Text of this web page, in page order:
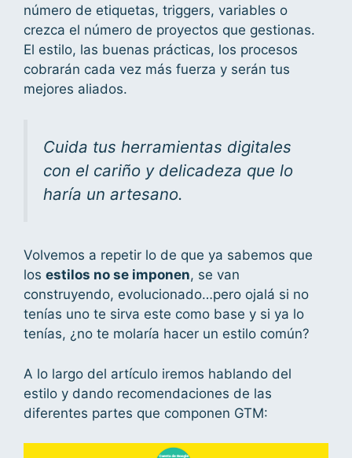
número de etiquetas, triggers, variables o
crezca el número de proyectos que gestionas.
El estilo, las buenas prácticas, los procesos
cobrarán cada vez más fuerza y serán tus
mejores aliados.
Cuida tus herramientas digitales
con el cariño y delicadeza que lo
haría un artesano.
Volvemos a repetir lo de que ya sabemos que
los estilos no se imponen, se van
construyendo, evolucionado…pero ojalá si no
tenías uno te sirva este como base y si ya lo
tenías, ¿no te molaría hacer un estilo común?
A lo largo del artículo iremos hablando del
estilo y dando recomendaciones de las
diferentes partes que componen GTM: